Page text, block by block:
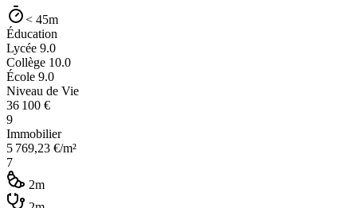
< 45m
Éducation
Lycée 9.0
Collège 10.0
École 9.0
Niveau de Vie
36 100 €
9
Immobilier
5 769,23 €/m²
7
2m